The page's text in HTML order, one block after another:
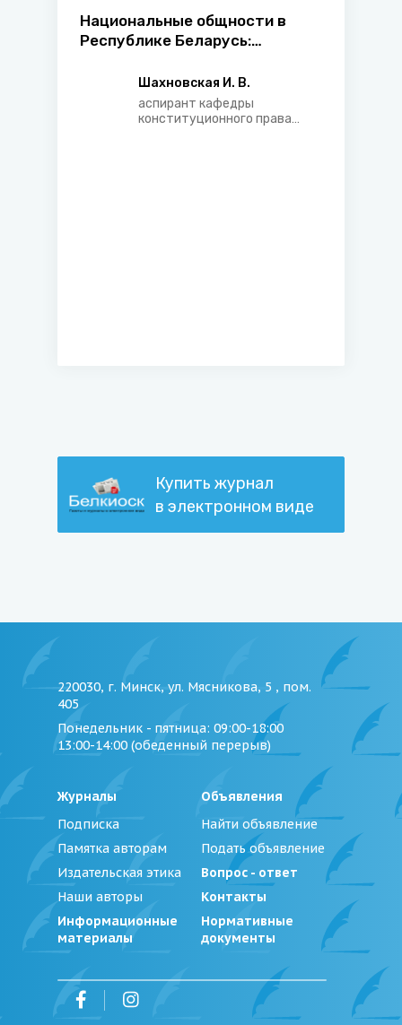
Национальные общности в
Республике Беларусь:
конституционных прав
Шахновская И. В.
аспирант кафедры
конституционного права
Купить журнал
в электронном виде
220030, г. Минск, ул. Мясникова, 5 , пом.
405
Понедельник - пятница: 09:00-18:00
13:00-14:00 (обеденный перерыв)
Журналы
Подписка
Памятка авторам
Издательская этика
Наши авторы
Информационные
материалы
Объявления
Найти объявление
Подать объявление
Вопрос - ответ
Контакты
Нормативные
документы